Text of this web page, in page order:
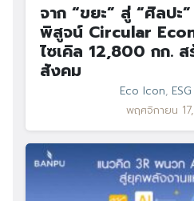
จาก “ขยะ” สู่ “ศิลป
พิสูจน์ Circular
ไซเคิล 12,800 กก.
สังคม
Eco Icon,
พฤศจิกายน